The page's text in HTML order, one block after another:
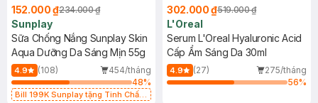
152.000 ₫234.000 ₫
Sunplay
Sữa Chống Nắng Sunplay Skin
Aqua Dưỡng Da Sáng Mịn 55g
4.9 (108)
454/tháng
48%
Bill 199K Sunplay tặng Tinh Chất
302.000 ₫519.000 ₫
L'Oreal
Serum L'Oreal Hyaluronic Acid
Cấp Ẩm Sáng Da 30ml
4.9 (27)
275/tháng
56%